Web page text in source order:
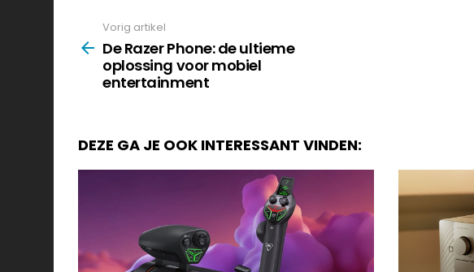
more
Vorig artikel
De Razer Phone: de ultieme
oplossing voor mobiel
entertainment
DEZE GA JE OOK INTERESSANT VINDEN: